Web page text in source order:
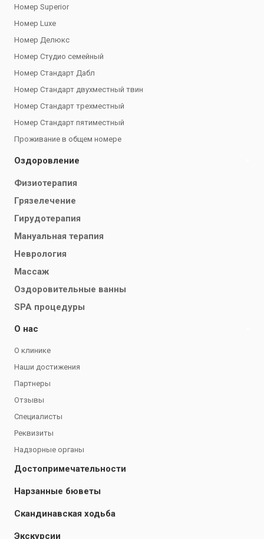
Номер Superior
Номер Luxe
Номер Делюкс
Номер Студио семейный
Номер Стандарт Дабл
Номер Стандарт двухместный твин
Номер Стандарт трехместный
Номер Стандарт пятиместный
Проживание в общем номере
Оздоровление
Физиотерапия
Грязелечение
Гирудотерапия
Мануальная терапия
Неврология
Массаж
Оздоровительные ванны
SPA процедуры
О нас
О клинике
Наши достижения
Партнеры
Отзывы
Специалисты
Реквизиты
Надзорные органы
Достопримечательности
Нарзанные бюветы
Скандинавская ходьба
Экскурсии